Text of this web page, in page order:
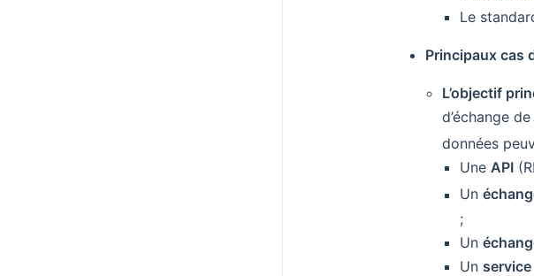
Le
Principaux cas
L’objectif
d’échange
données
Une API
Un
;
Un
Un service